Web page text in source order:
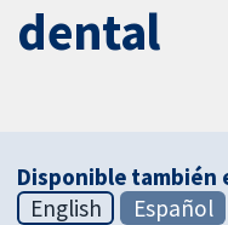
dental
Disponible también
English
Español